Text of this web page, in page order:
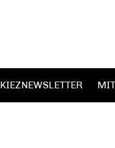
KIEZNEWSLETTER